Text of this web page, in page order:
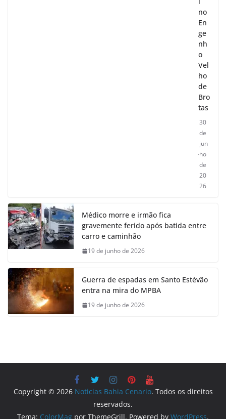
no
En
ge
nh
o
Vel
ho
de
Bro
tas
30
de
jun
ho
de
20
26
Médico morre e irmão fica
gravemente ferido após batida entre
carro e caminhão
19 de junho de 2026
Guerra de espadas em Santo Estévão
entra na mira do MPBA
19 de junho de 2026
Copyright © 2026 Noticias Bahia Cenario. Todos os direitos
reservados.
Tema: ColorMag por ThemeGrill. Powered by WordPress.